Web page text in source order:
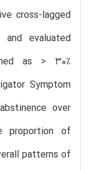
cross-lagged
evaluated
as > 30%
Symptom
over
proportion of
patterns of